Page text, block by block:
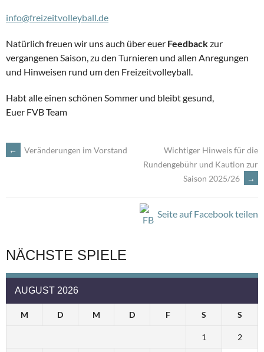
info@freizeitvolleyball.de
Natürlich freuen wir uns auch über euer Feedbackzur
vergangenen Saison, zu den Turnieren und allen Anregungen
und Hinweisen rund um den Freizeitvolleyball.
Habt alle einen schönen Sommer und bleibt gesund,
Euer FVB Team
ARTIKEL-
← Veränderungen im Vorstand
Wichtiger Hinweis für die
Rundengebühr und Kaution zur
Saison 2025/26
→
Seite auf Facebook teilen
NÄCHSTE SPIELE
AUGUST 2026
M D M D F S S
1 2